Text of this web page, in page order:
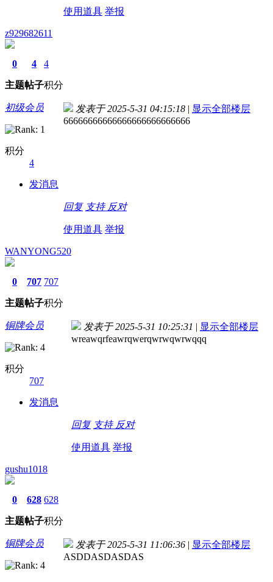
使用道具 举报
z929682611
0
主题
4
帖子
4
积分
初级会员
积分
4
发消息
发表于 2025-5-31 04:15:18 | 显示全部楼层
66666666666666666666666666
回复 支持 反对
使用道具 举报
WANYONG520
0
主题
707
帖子
707
积分
铜牌会员
积分
707
发消息
发表于 2025-5-31 10:25:31 | 显示全部楼层
wreawqrfeawrqwerqwrwqwrwqqq
回复 支持 反对
使用道具 举报
gushu1018
0
主题
628
帖子
628
积分
铜牌会员 发表于 2025-5-31 11:06:36 | 显示全部楼层
ASDDASDASDAS